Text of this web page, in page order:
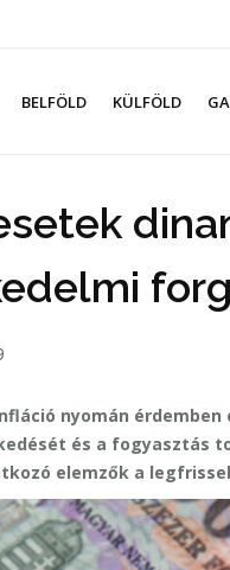
BELFÖLD KÜLFÖLD
nyomán
és a fogyasztás
elemzők a